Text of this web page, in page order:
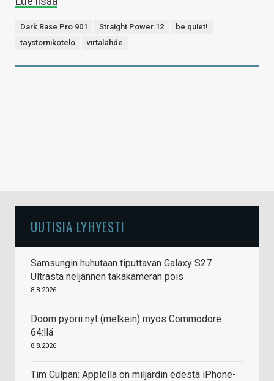
Dark Base Pro 901 Straight Power 12
be quiet!
täystornikotelo
virtalähde
UUTISIA LYHYESTI
Samsungin huhutaan tiputtavan Galaxy S27
Ultrasta neljännen takakameran pois
8.8.2026
Doom pyörii nyt (melkein) myös Commodore
64:llä
8.8.2026
Tim Culpan: Applella on miljardin edestä iPhone-